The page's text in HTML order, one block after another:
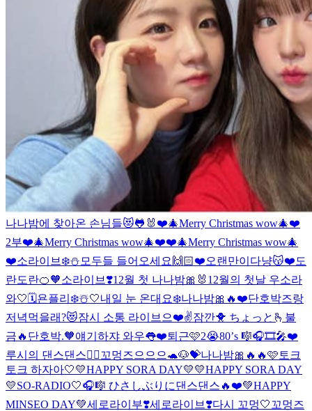
나나밤에 찾아온 손님들😻🐸🐰 ❤️🎄Merry Christmas wow🎄❤️
2부❤️🎄Merry Christmas wow🎄❤️❤️🎄Merry Christmas wow🎄
❤️소라이브❄️⛄️ 모두들 들어오세요🙌🏻❤️오랜만이다냥😽❤️도
란도란🍊🧡소라이브❣️12월 첫 나나밤🎀🐰 12월의 첫날 우소라
와🤍🗓️욘플리❄️☃️🤍내일 눈 온대요❄️나나밤🎀🔥❤️단호박즈랑
저녁먹을래?😻잠시 소통 라이브으❤️✌️잠깐🐥 ちょっと🫰 불
금🔥 단호박.🧡얘기하쟈 와우👅❤️퇴근🩷2😭80’s 🎼🎧🎞🎤❤️
루시의 댄스댄스❤️‍🔥꼬멍즈으으으🐢🐶💝나나밤🎀🔥🔥🩷 토크
토크 하자아🤍💛HAPPY SORA DAY💛💛HAPPY SORA DAY
💛SO-RADIO🤍🎧🎼 ひさしぶりに댄스댄스🔥❤️💚HAPPY
MINSEO DAY💚세로라이부❣️세로라이브❣️다시 꼬멍🤍꼬멍즈